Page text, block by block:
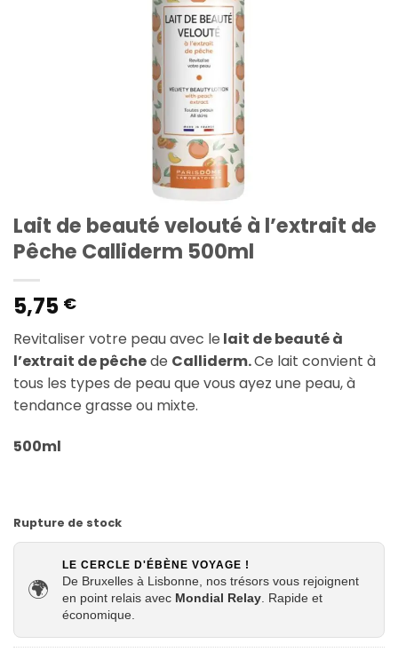
Lait de beauté velouté à l’extrait de
Pêche Calliderm 500ml
5,75 €
Revitaliser votre peau avec le lait de beauté à
l’extrait de pêchede Calliderm.Ce lait convient à
tous les types de peau que vous ayez une peau, à
tendance grasse ou mixte.
500ml
Rupture de stock
🌍
LE CERCLE D'ÉBÈNE VOYAGE !
De Bruxelles à Lisbonne, nos trésors vous rejoignent
en point relais avec Mondial Relay. Rapide et
économique.